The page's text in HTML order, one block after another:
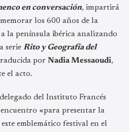
en conversación, impartirá
los 600 años de la
la península ibérica analizando
serie Rito y Geografía del
por Nadia Messaoudi,
el acto.
del Instituto Francés
«para presentar la
emblemático festival en el